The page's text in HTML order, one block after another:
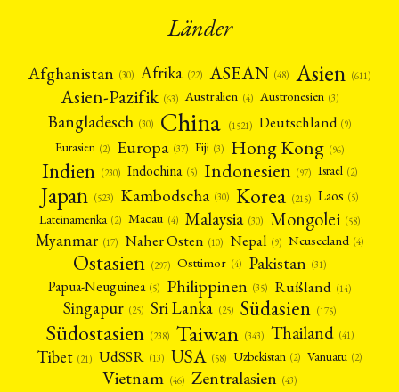
Länder
Afghanistan (30) Afrika (22) ASEAN (48) Asien (611)
Asien-Pazifik (63) Australien (4) Austronesien (3)
Bangladesch (30) China (1521) Deutschland (9)
Eurasien (2) Europa (37) Fiji (3) Hong Kong (96)
Indien (230) Indochina (5) Indonesien (97) Israel (2)
Japan (523) Kambodscha (30) Korea (215) Laos (5)
Lateinamerika (2) Macau (4) Malaysia (30) Mongolei (58)
Myanmar (17) Naher Osten (10) Nepal (9) Neuseeland (4)
Ostasien (297) Osttimor (4) Pakistan (31)
Papua-Neuguinea (5) Philippinen (35) Rußland (14)
Singapur (25) Sri Lanka (25) Südasien (175)
Südostasien (238) Taiwan (343) Thailand (41)
Tibet (21) UdSSR (13) USA (58) Uzbekistan (2) Vanuatu (2)
Vietnam (46) Zentralasien (43)